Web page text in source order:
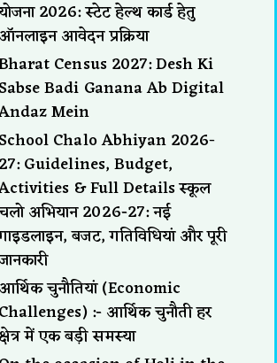
2026: स्टेट हेल्थ कार्ड हेतु
ऑनलाइन आवेदन प्रक्रिया
Census 2027: Desh Ki
Sabse Badi Ganana Ab Digital
Mein
School Chalo Abhiyan 2026-
27: Guidelines, Budget,
& Full Details स्कूल
अभियान 2026-27: नई
बजट, गतिविधियां और पूरी
आर्थिक चुनौतियां (Economic
Challenges) :- आर्थिक चुनौती हर
क्षेत्र में एक बड़ी समस्या